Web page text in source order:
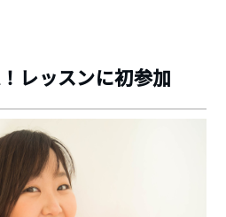
レッスンに初参加